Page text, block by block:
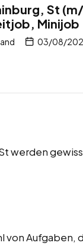
St
Minijob
03/08/
werden
Aufgaben,